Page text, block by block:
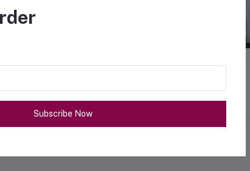
Powder 500
I-CHI Matcha 500g Intercof
Subscribe Now